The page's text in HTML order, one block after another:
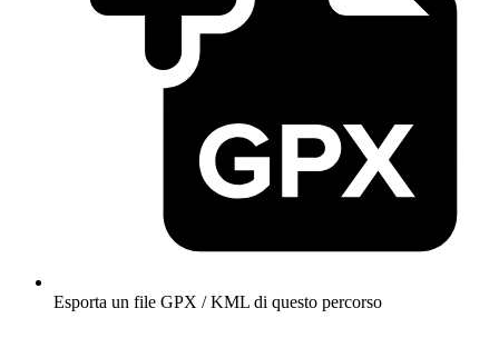
Esporta un file GPX / KML di questo percorso